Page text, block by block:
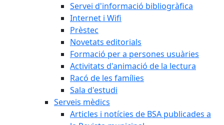
Servei d'informació bibliogràfica
Internet i Wifi
Prèstec
Novetats editorials
Formació per a persones usuàries
Activitats d'animació de la lectura
Racó de les famílies
Sala d'estudi
Serveis mèdics
Articles i notícies de BSA publicades a